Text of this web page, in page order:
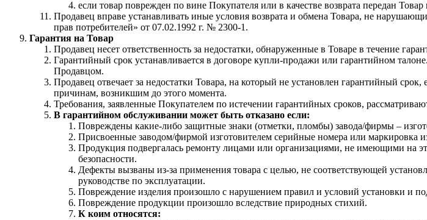
если товар поврежден по вине Покупателя или в качестве возврата передан
Продавец вправе устанавливать иные условия возврата и обмена Товара, не
прав потребителей» от 07.02.1992 г. № 2300-1.
Гарантия на Товар
Продавец несет ответственность за недостатки, обнаруженные в Товаре в течение
Гарантийный срок устанавливается в договоре купли-продажи или гарантийном
Продавцом.
Продавец отвечает за недостатки Товара, на который не установлен гарантийный
причинам, возникшим до этого момента.
Требования, заявленные Покупателем по истечении гарантийных сроков,
В гарантийном обслуживании может быть отказано если:
Повреждены какие-либо защитные знаки (отметки, пломбы) завода/фирмы –
Присвоенные заводом/фирмой изготовителем серийные номера или маркировка
Продукция подвергалась ремонту лицами или организациями, не имеющими на
безопасности.
Дефекты вызваны из-за применения товара с целью, не соответствующей
руководстве по эксплуатации.
Повреждение изделия произошло с нарушением правил и условий установки и
Повреждение продукции произошло вследствие природных стихий.
К коим относятся: